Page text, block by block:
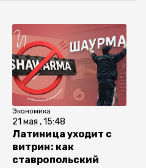
Экономика
21 мая , 15:48
Латиница уходит с
витрин: как
ставропольский